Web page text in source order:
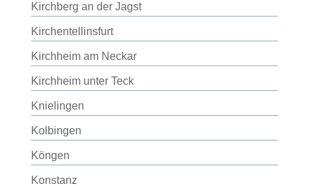
Kirchberg an der Jagst
Kirchentellinsfurt
Kirchheim am Neckar
Kirchheim unter Teck
Knielingen
Kolbingen
Köngen
Konstanz